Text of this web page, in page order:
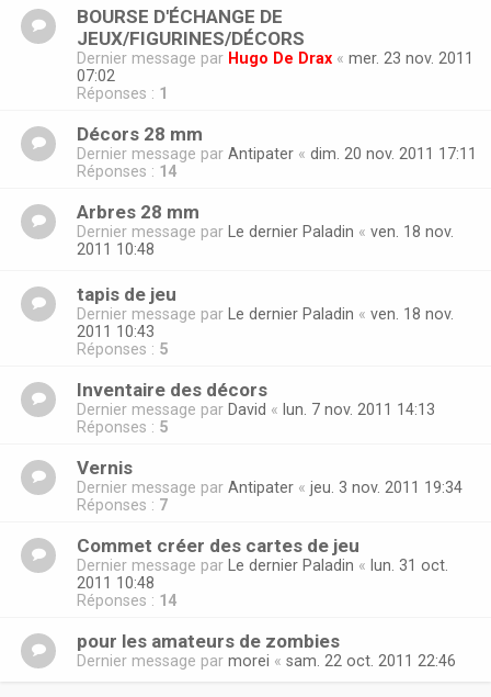
BOURSE D'ÉCHANGE DE
JEUX/FIGURINES/DÉCORS
Dernier message par Hugo De Drax « mer. 23 nov. 2011
07:02
Réponses : 1
Décors 28 mm
Dernier message par Antipater « dim. 20 nov. 2011 17:11
Réponses : 14
Arbres 28 mm
Dernier message par Le dernier Paladin « ven. 18 nov.
2011 10:48
tapis de jeu
Dernier message par Le dernier Paladin « ven. 18 nov.
2011 10:43
Réponses : 5
Inventaire des décors
Dernier message par David « lun. 7 nov. 2011 14:13
Réponses : 5
Vernis
Dernier message par Antipater « jeu. 3 nov. 2011 19:34
Réponses : 7
Commet créer des cartes de jeu
Dernier message par Le dernier Paladin « lun. 31 oct.
2011 10:48
Réponses : 14
pour les amateurs de zombies
Dernier message par morei « sam. 22 oct. 2011 22:46